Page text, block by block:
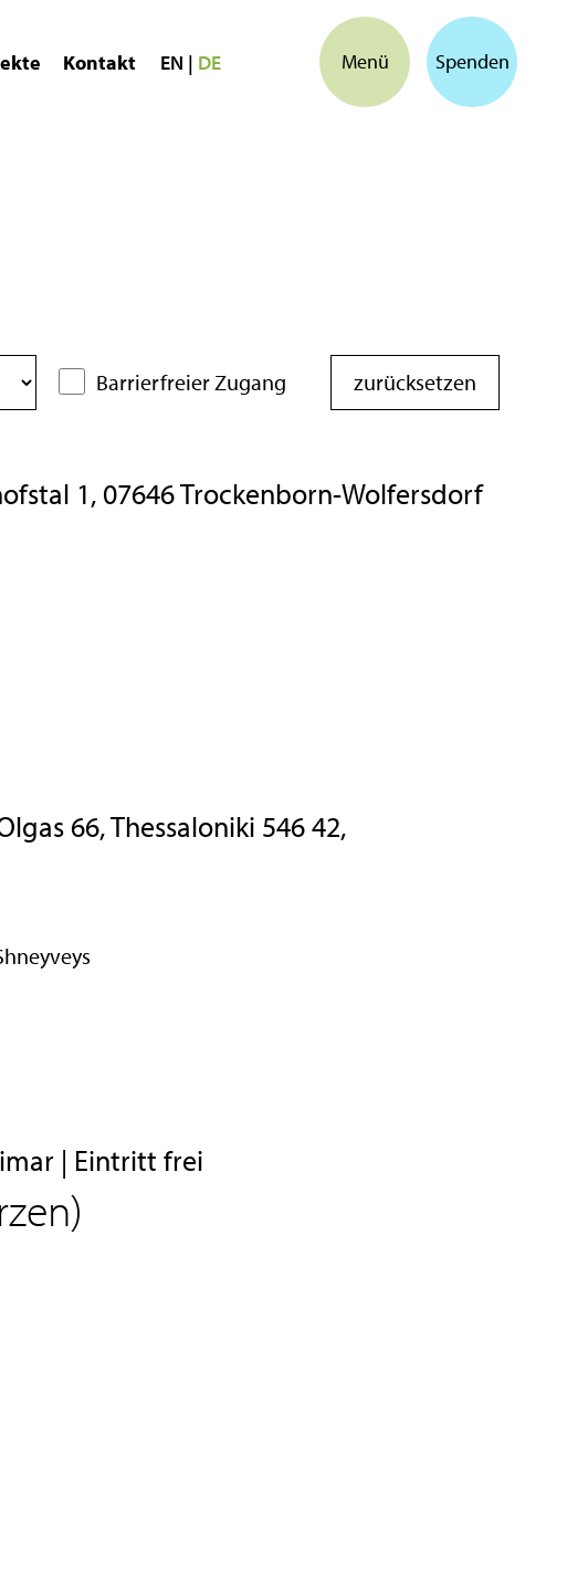
Kontakt EN | DE Menü Spenden
Barrierfreier Zugang
1, 07646 Trockenborn-Wolfersdorf
66, Thessaloniki 546 42,
| Eintritt frei